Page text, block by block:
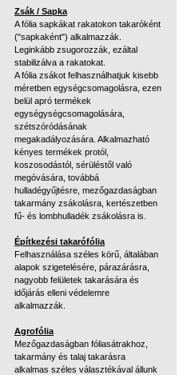
Zsák / Sapka
A fólia sapkákat rakatokon takaróként
("sapkaként") alkalmazzák.
Leginkább zsugorozzák, ezáltal
stabilizálva a rakatokat.
A fólia zsákot felhasználhatjuk kisebb
méretben egységcsomagolásra, ezen
belül apró termékek
egységységcsomagolására,
szétszóródásának
megakadályozására. Alkalmazható
kényes termékek protól,
koszosodástól, sérüléstől való
megóvására, továbbá
hulladégyűjtésre, mezőgazdaságban
takarmány zsákolásra, kertészetben
fű- és lombhulladék zsákolásra is.
Építkezési takarófólia
Felhasználása széles körű, általában
alapok szigetelésére, párazárásra,
nagyobb felületek takarására és
időjárás elleni védelemre
alkalmazzák.
Agrofólia
Mezőgazdaságban fóliasátrakhoz,
takarmány és talaj takarásra
alkalmas széles választékával állunk